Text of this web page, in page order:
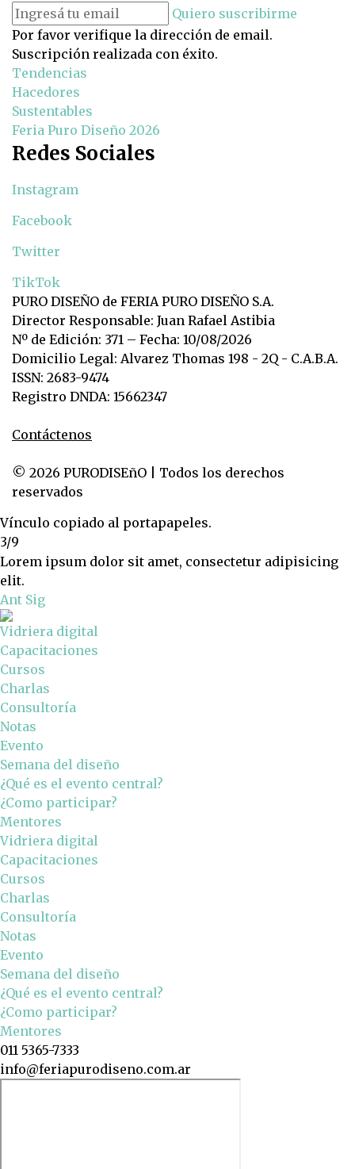
Quiero suscribirme
Por favor verifique la dirección de email.
Suscripción realizada con éxito.
Tendencias
Hacedores
Sustentables
Feria Puro Diseño 2026
Redes Sociales
Instagram
Facebook
Twitter
TikTok
PURO DISEÑO de FERIA PURO DISEÑO S.A.
Director Responsable: Juan Rafael Astibia
Nº de Edición: 371 – Fecha: 10/08/2026
Domicilio Legal: Alvarez Thomas 198 - 2Q - C.A.B.A.
ISSN: 2683-9474
Registro DNDA: 15662347
Contáctenos
© 2026 PURODISEñO | Todos los derechos
reservados
Vínculo copiado al portapapeles.
3/9
Lorem ipsum dolor sit amet, consectetur adipisicing
elit.
Ant Sig
Vidriera digital
Capacitaciones
Cursos
Charlas
Consultoría
Notas
Evento
Semana del diseño
¿Qué es el evento central?
¿Como participar?
Mentores
Vidriera digital
Capacitaciones
Cursos
Charlas
Consultoría
Notas
Evento
Semana del diseño
¿Qué es el evento central?
¿Como participar?
Mentores
011 5365-7333
info@feriapurodiseno.com.ar